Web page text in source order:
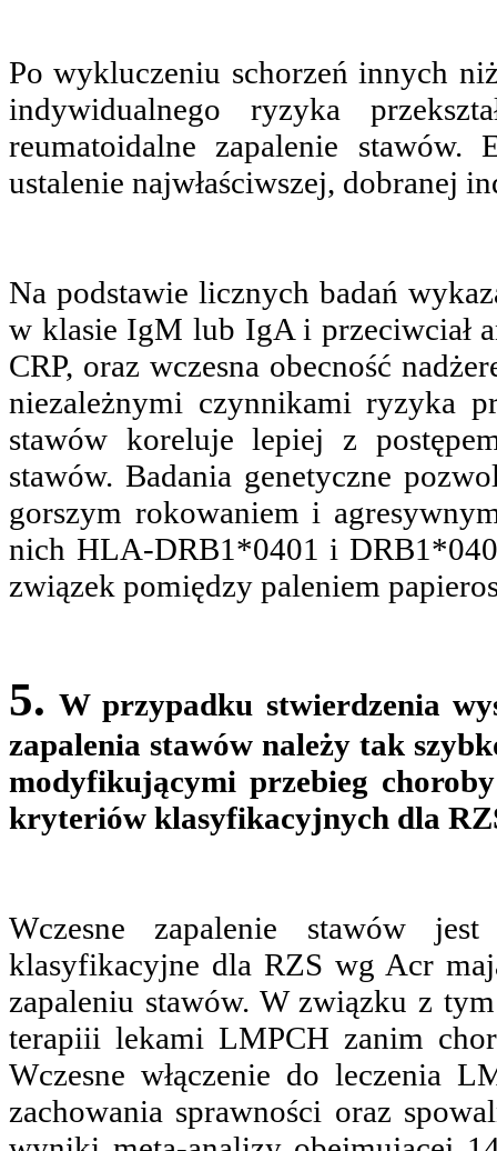
Po wykluczeniu schorzeń innych
indywidualnego ryzyka
reumatoidalne zapalenie
ustalenie najwłaściwszej, dobranej
Na podstawie licznych badań
w klasie IgM lub IgA i przeciwciał
CRP, oraz wczesna obecność
niezależnymi czynnikami ryzyka
stawów koreluje lepiej z
stawów. Badania genetyczne
gorszym rokowaniem i
nich HLA-DRB1*0401 i
związek pomiędzy paleniem
5. W przypadku stwierdzenia
zapalenia stawów należy tak
modyfikującymi przebieg
kryteriów klasyfikacyjnych dla
Wczesne zapalenie stawów
klasyfikacyjne dla RZS wg Acr
zapaleniu stawów. W związku z
terapiii lekami LMPCH zanim
Wczesne włączenie do leczenia
zachowania sprawności oraz